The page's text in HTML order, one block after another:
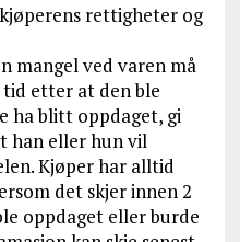
rettigheter og
mangel ved varen må
etter at den ble
ha blitt oppdaget, gi
han eller hun vil
Kjøper har alltid
det skjer innen 2
oppdaget eller burde